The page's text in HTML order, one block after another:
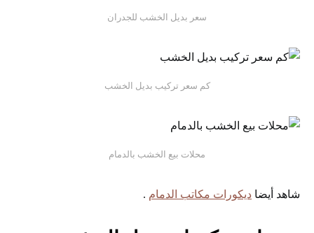
سعر بديل الخشب للجدران
كم سعر تركيب بديل الخشب
محلات بيع الخشب بالدمام
شاهد أيضا ديكورات مكاتب الدمام .